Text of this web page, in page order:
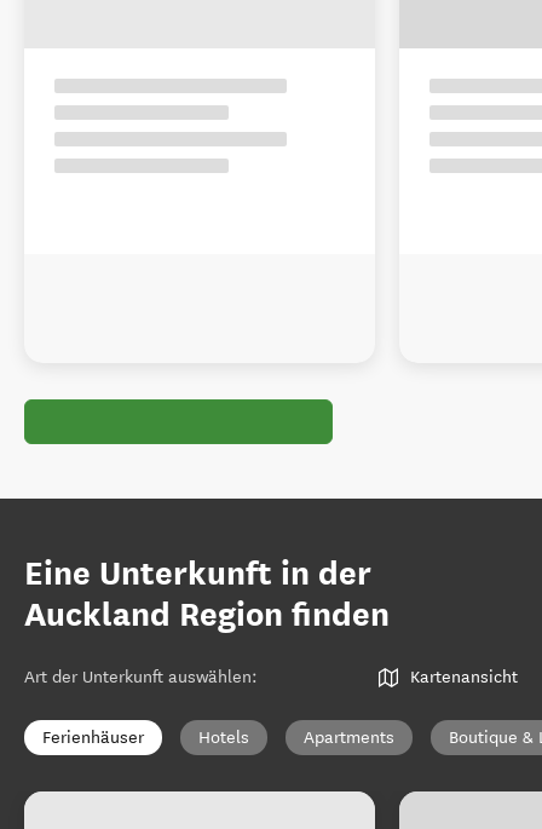
Eine Unterkunft in der
Auckland Region finden
Art der Unterkunft auswählen: Kartenansicht
Ferienhäuser Hotels Apartments Boutique &